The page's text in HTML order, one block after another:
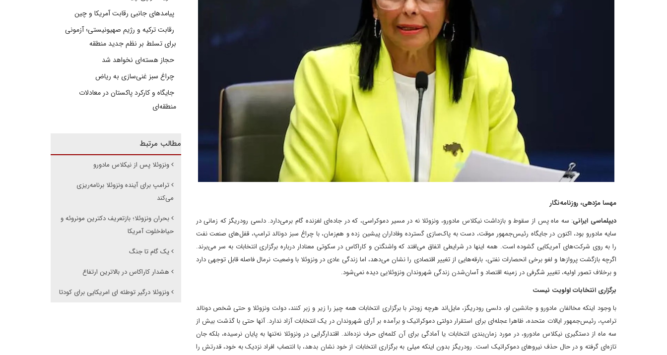
مهسا مژدهی، روزنامه‌نگار
دیپلماسی ایرانی: سه ماه پس از سقوط و بازداشت نیکلاس مادورو، ونزوئلا نه در مسیر دموکراسی، که در جاده‌ای لغزنده گام برمی‌دارد. دلسی رودریگز که زمانی در
سایه‌ مادورو بود، اکنون در جایگاه رئیس‌جمهور موقت، دست به پاک‌سازی گسترده‌ وفاداران پیشین زده و هم‌زمان، با چراغ سبز دونالد ترامپ، قفل‌های صنعت نفت
را به روی شرکت‌های آمریکایی گشوده است. همه اینها در شرایطی اتفاق می‌افتد که واشنگتن و کاراکاس در سکوتی معنادار درباره برگزاری انتخابات به سر می‌برند.
اگرچه بازگشت پروازها و لغو برخی انحصارات نفتی، بارقه‌هایی از تغییر اقتصادی را نشان می‌دهد، اما زندگی عادی در ونزوئلا با وضعیت نرمال فاصله قابل توجهی دارد
و برخلاف تصور اولیه، تغییر شگرفی در زمینه اقتصاد و آسان‌شدن زندگی شهروندان ونزوئلایی دیده نمی‌شود.
برگزاری انتخابات اولویت نیست
با وجود اینکه مخالفان مادورو و جانشین او، دلسی رودریگز، مایل‌اند هرچه زودتر با برگزاری انتخابات همه چیز را زیر و زبر کنند،‌ دولت ونزوئلا و حتی شخص دونالد
ترامپ، رئیس‌جمهور ایالات متحده، ظاهرا عجله‌ای برای استقرار دولتی دموکراتیک و برآمده بر آرای شهروندان در یک انتخابات آزاد‌ ندارد. آنها حتی با گذشت بیش از
سه ماه از دستگیری نیکلاس مادورو، در مورد زمان‌بندی انتخابات یا آمادگی برای آن کلمه‌ای حرف نزده‌اند. اقتدارگرایی در ونزوئلا‌ نه‌تنها به پایان نرسیده، بلکه جان
تازه‌ای گرفته و در حال حذف نیروهای دموکراتیک است. رودریگز بدون اینکه میلی به برگزاری انتخابات از خود نشان بدهد، با انتصاب افراد نزدیک به خود، قدرتش را
پیامدهای جانبی رقابت آمریکا و چین
رقابت ترکیه و رژیم صهیونیستی؛ آزمونی
برای تسلط بر نظم جدید منطقه
حجاز هسته‌ای نخواهد شد
چراغ سبز غنی‌سازی به ریاض
جایگاه و کارکرد پاکستان در معادلات
منطقه‌ای
مطالب مرتبط
ونزوئلا پس از نیکلاس مادورو
ترامپ برای آینده ونزوئلا برنامه‌ریزی
می‌کند
بحران ونزوئلا؛ بازتعریف دکترین مونروئه و
حیاط‌خلوت آمریکا
یک گام تا جنگ
هشدار کاراکاس در بالاترین ارتفاع
ونزوئلا درگیر توطئه ای امریکایی برای کودتا